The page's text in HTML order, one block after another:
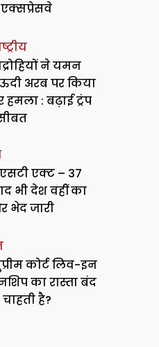
लिव-इन
चाहती है?
ने यमन
अरब पर किया
: बढ़ाई ट्रंप
एक्ट – 37
भी देश वहीं का
भेद जारी
कोर्ट लिव-इन
का रास्ता बंद
है?